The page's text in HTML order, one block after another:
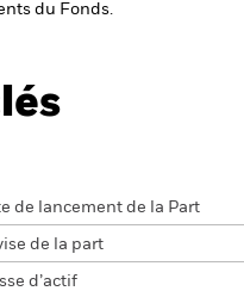
du Fonds.
de lancement de la Part
de la part
d’actif